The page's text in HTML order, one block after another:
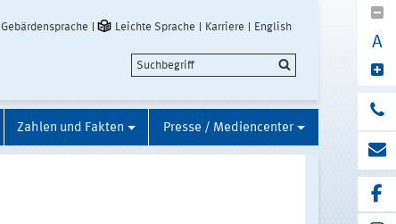
Gebärdensprache Leichte Sprache Karriere English
A
Zahlen und Fakten Presse / Mediencenter